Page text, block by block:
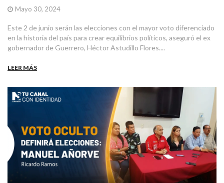
Mayo 30, 2024
Este 2 de junio serán las elecciones con el mayor voto diferenciado
en la historia del país para crear equilibrios políticos, aseguró el ex
gobernador de Guerrero, Héctor Astudillo Flores....
LEER MÁS